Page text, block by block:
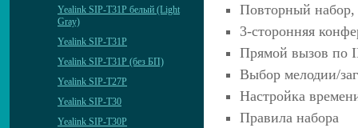
Yealink SIP-T31P белый (Light
Gray)
Yealink SIP-T31P
Yealink SIP-T31P (без БП)
Yealink SIP-T27P
Yealink SIP-T30
Yealink SIP-T30P
Повторный набор,
3-сторонняя
Прямой вызов по
Выбор мелодии/
Настройка
Правила набора